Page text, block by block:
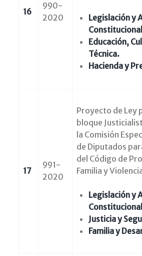
16
990-
2020
Legislación y
Educación,
Técnica.
Hacienda y
17
991-
2020
Proyecto de Ley
bloque
la Comisión
de Diputados
del Código de
Familia y
Legislación y
Justicia y
Familia y